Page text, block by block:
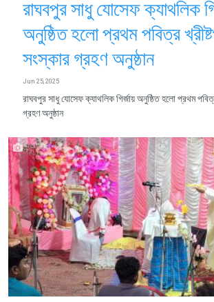
রাঘবপুর সাধু যোসেফ ক্যাথলিক
অনুষ্ঠিত হলো প্রথম পবিত্র
সংস্কার গ্রহণ অনুষ্ঠান
Jun 25, 2025
রাঘবপুর সাধু যোসেফ ক্যাথলিক গির্জায় অনুষ্ঠিত হলো প্রথম
গ্রহণ অনুষ্ঠান